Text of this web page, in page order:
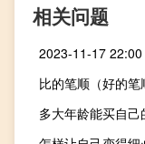
相关问题
比的笔顺（好的笔
多大年龄能买自己